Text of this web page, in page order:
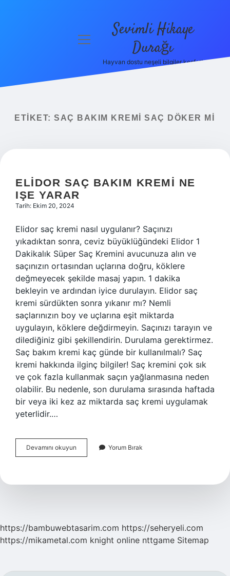
menüyü
Sevimli Hikaye
Durağı
Hayvan dostu neşeli bilgiler keşfet!
ETIKET: SAÇ BAKIM KREMI SAÇ DÖKER MI
ELIDOR SAÇ BAKIM KREMI NE
IŞE YARAR
Tarih: Ekim 20, 2024
Elidor saç kremi nasıl uygulanır? Saçınızı
yıkadıktan sonra, ceviz büyüklüğündeki Elidor 1
Dakikalık Süper Saç Kremini avucunuza alın ve
saçınızın ortasından uçlarına doğru, köklere
değmeyecek şekilde masaj yapın. 1 dakika
bekleyin ve ardından iyice durulayın. Elidor saç
kremi sürdükten sonra yıkanır mı? Nemli
saçlarınızın boy ve uçlarına eşit miktarda
uygulayın, köklere değdirmeyin. Saçınızı tarayın ve
dilediğiniz gibi şekillendirin. Durulama gerektirmez.
Saç bakım kremi kaç günde bir kullanılmalı? Saç
kremi hakkında ilginç bilgiler! Saç kremini çok sık
ve çok fazla kullanmak saçın yağlanmasına neden
olabilir. Bu nedenle, son durulama sırasında haftada
bir veya iki kez az miktarda saç kremi uygulamak
yeterlidir.…
Devamını okuyun
Saç
Ne
Yorum Bırak
https://bambuwebtasarim.com https://seheryeli.com
https://mikametal.com knight online nttgame Sitemap